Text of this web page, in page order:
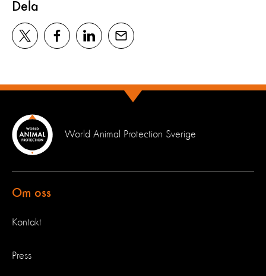
Dela
World Animal Protection Sverige
Om oss
Kontakt
Press